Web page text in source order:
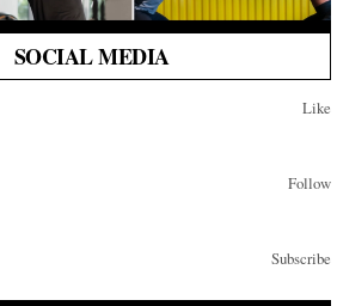
SOCIAL MEDIA
Like
Follow
Subscribe